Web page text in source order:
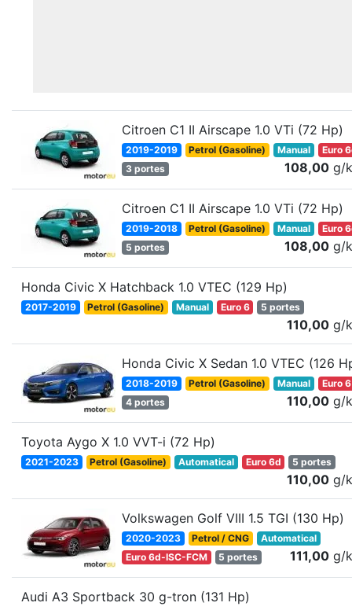
Citroen C1 II Airscape 1.0 VTi (72 Hp)
2019-2019 Petrol (Gasoline) Manual
Euro
3 portes
108,00 g/
Citroen C1 II Airscape 1.0 VTi (72 Hp)
2019-2018 Petrol (Gasoline) Manual
Euro
5 portes
108,00 g/
Honda Civic X Hatchback 1.0 VTEC (129 Hp)
2017-2019 Petrol (Gasoline) Manual Euro 6 5 portes
110,00 g/
Honda Civic X Sedan 1.0 VTEC (126
2018-2019 Petrol (Gasoline) Manual
Euro 6
4 portes
110,00 g/
Toyota Aygo X 1.0 VVT-i (72 Hp)
2021-2023 Petrol (Gasoline) Automatical Euro 6d 5 portes
110,00 g/
Volkswagen Golf VIII 1.5 TGI (130 Hp)
2020-2023 Petrol / CNG
Automatical
Euro 6d-ISC-FCM
5 portes 111,00 g/
Audi A3 Sportback 30 g-tron (131 Hp)